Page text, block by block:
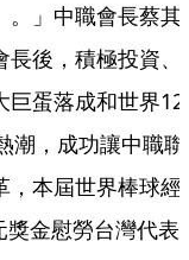
。」中職會長蔡其
長後，積極投資、
蛋落成和世界12
潮，成功讓中職聯
，本屆世界棒球經
金慰勞台灣代表